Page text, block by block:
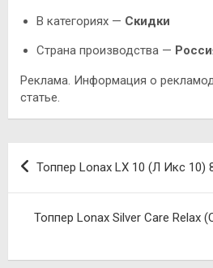
В категориях — Скидки
Страна производства —
Реклама. Информация о
статье.
Навигация
по
Топпер Lonax LX 10 (Л Икс 10)
Топпер Lonax Silver Care Relax